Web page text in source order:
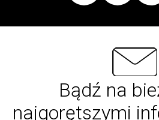
Bądź na
najgorętszymi